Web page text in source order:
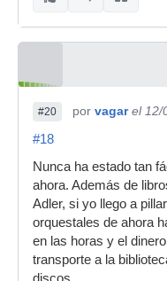
#20 por vagar el 12/
#18
Nunca ha estado tan
ahora. Además de
Adler, si yo llego a
orquestales de ahora
en las horas y el
transporte a la